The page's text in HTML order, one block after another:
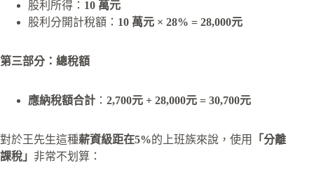
股利所得： 10 萬元
股利分開計稅額： 10 萬元 × 28% = 28,000元
第三部分：總稅額
應納稅額合計 ： 2,700元 + 28,000元 = 30,700元
對於王先生這種薪資級距在5%的上班族來說，使用
「分離
課稅」 非常不划算：